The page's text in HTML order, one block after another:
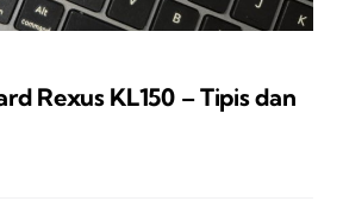
Rexus KL150 – Tipis dan